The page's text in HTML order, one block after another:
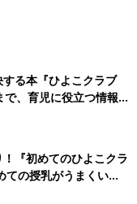
る本『ひよこクラブ
、育児に役立つ情報が
『初めてのひよこクラ
ての授乳がうまくい
夏のトラブル 解決テ